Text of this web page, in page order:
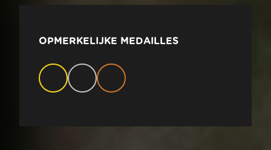
OPMERKELIJKE MEDAILLES